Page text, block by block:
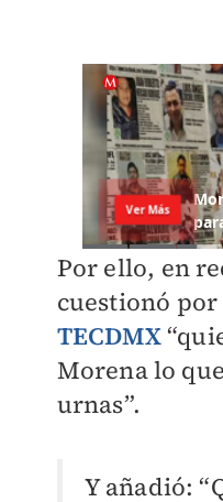
Por ello, en
cuestionó por
TECDMX
Morena lo
urnas”.
Y añadió: